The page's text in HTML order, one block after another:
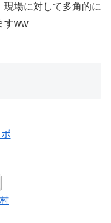
場に対して多角的に
すww